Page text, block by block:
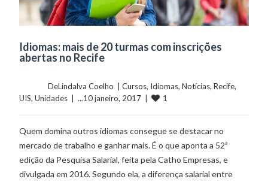
Idiomas: mais de 20 turmas com inscrições
abertas no Recife
	    	DeLindalva Coelho  |
Cursos, Idiomas, Notícias, Recife
UIS, Unidades
  |  ...10 janeiro, 2017  |
1
Quem domina outros idiomas consegue se destacar no
mercado de trabalho e ganhar mais. É o que aponta a 52ª
edição da Pesquisa Salarial, feita pela Catho Empresas, e
divulgada em 2016. Segundo ela, a diferença salarial entre